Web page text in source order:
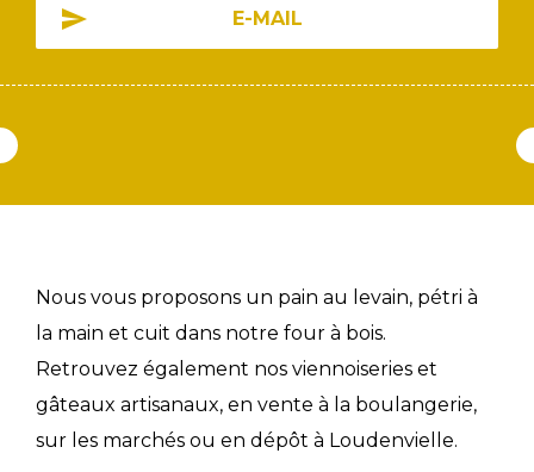
E-MAIL
Nous vous proposons un pain au levain, pétri à
la main et cuit dans notre four à bois.
Retrouvez également nos viennoiseries et
gâteaux artisanaux, en vente à la boulangerie,
sur les marchés ou en dépôt à Loudenvielle.